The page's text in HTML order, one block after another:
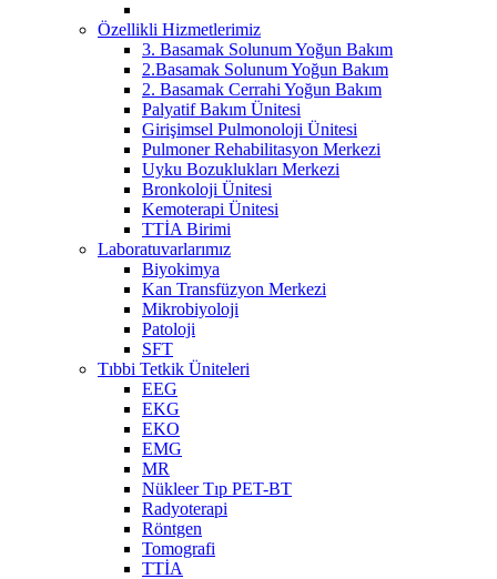
Özellikli Hizmetlerimiz
3. Basamak Solunum Yoğun Bakım
2.Basamak Solunum Yoğun Bakım
2. Basamak Cerrahi Yoğun Bakım
Palyatif Bakım Ünitesi
Girişimsel Pulmonoloji Ünitesi
Pulmoner Rehabilitasyon Merkezi
Uyku Bozuklukları Merkezi
Bronkoloji Ünitesi
Kemoterapi Ünitesi
TTİA Birimi
Laboratuvarlarımız
Biyokimya
Kan Transfüzyon Merkezi
Mikrobiyoloji
Patoloji
SFT
Tıbbi Tetkik Üniteleri
EEG
EKG
EKO
EMG
MR
Nükleer Tıp PET-BT
Radyoterapi
Röntgen
Tomografi
TTİA